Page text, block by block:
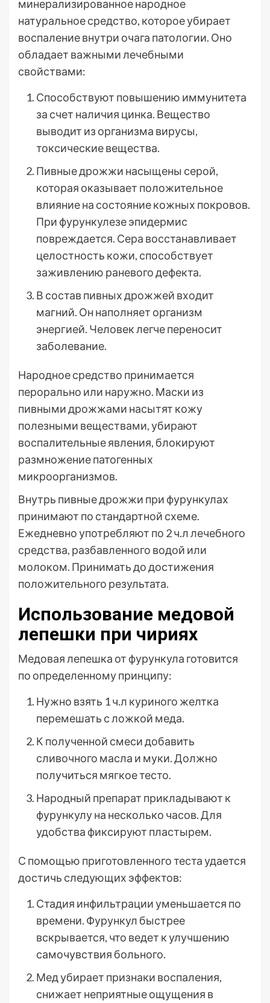
минерализированное народное
натуральное средство, которое убирает
воспаление внутри очага патологии. Оно
обладает важными лечебными
свойствами:
Способствуют повышению иммунитета
за счет наличия цинка. Вещество
выводит из организма вирусы,
токсические вещества.
Пивные дрожжи насыщены серой,
которая оказывает положительное
влияние на состояние кожных покровов.
При фурункулезе эпидермис
повреждается. Сера восстанавливает
целостность кожи, способствует
заживлению раневого дефекта.
В состав пивных дрожжей входит
магний. Он наполняет организм
энергией. Человек легче переносит
заболевание.
Народное средство принимается
перорально или наружно. Маски из
пивными дрожжами насытят кожу
полезными веществами, убирают
воспалительные явления, блокируют
размножение патогенных
микроорганизмов.
Внутрь пивные дрожжи при фурункулах
принимают по стандартной схеме.
Ежедневно употребляют по 2 ч.л лечебного
средства, разбавленного водой или
молоком. Принимать до достижения
положительного результата.
Использование медовой
лепешки при чириях
Медовая лепешка от фурункула готовится
по определенному принципу:
Нужно взять 1 ч.л куриного желтка
перемешать с ложкой меда.
К полученной смеси добавить
сливочного масла и муки. Должно
получиться мягкое тесто.
Народный препарат прикладывают к
фурункулу на несколько часов. Для
удобства фиксируют пластырем.
С помощью приготовленного теста удается
достичь следующих эффектов:
Стадия инфильтрации уменьшается по
времени. Фурункул быстрее
вскрывается, что ведет к улучшению
самочувствия больного.
Мед убирает признаки воспаления,
снижает неприятные ощущения в